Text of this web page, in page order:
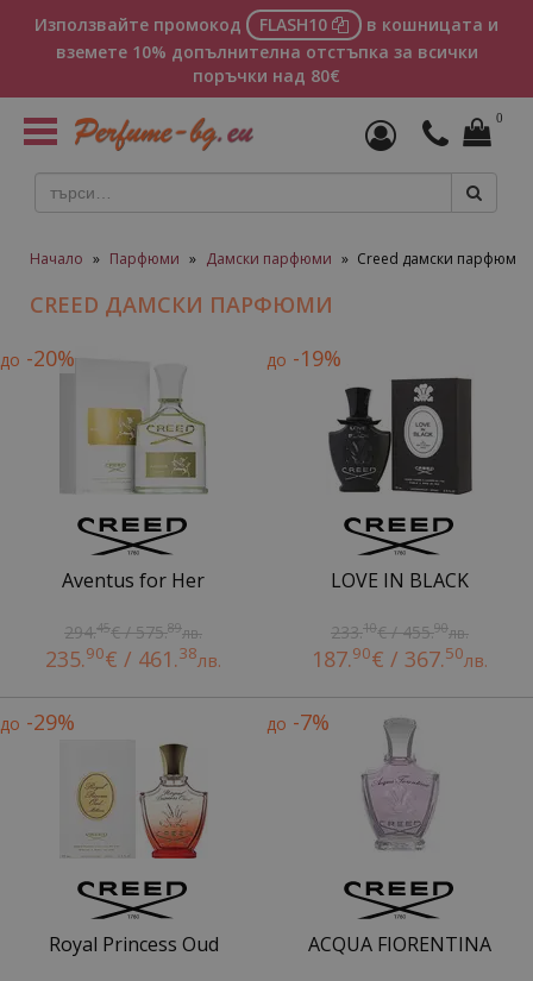
Използвайте промокод FLASH10
в кошницата и
вземете 10% допълнителна отстъпка за всички
поръчки над 80€
Toggle
navigation
0
Начало » Парфюми » Дамски парфюми » Creed дамски парфюми
CREED ДАМСКИ ПАРФЮМИ
до -20%
Aventus for Her
294.45€ / 575.89лв.
235.90€ / 461.38лв.
до -19%
LOVE IN BLACK
233.10€ / 455.90лв.
187.90€ / 367.50лв.
до -29%
Royal Princess Oud
до -7%
ACQUA FIORENTINA